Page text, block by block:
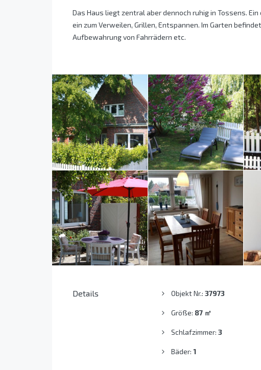
Das Haus liegt zentral aber dennoch ruhig in Tossens.
ein zum Verweilen, Grillen, Entspannen. Im Garten
Aufbewahrung von Fahrrädern etc.
Details Objekt Nr.: 37973
Größe: 87 ㎡
Schlafzimmer: 3
Bäder: 1